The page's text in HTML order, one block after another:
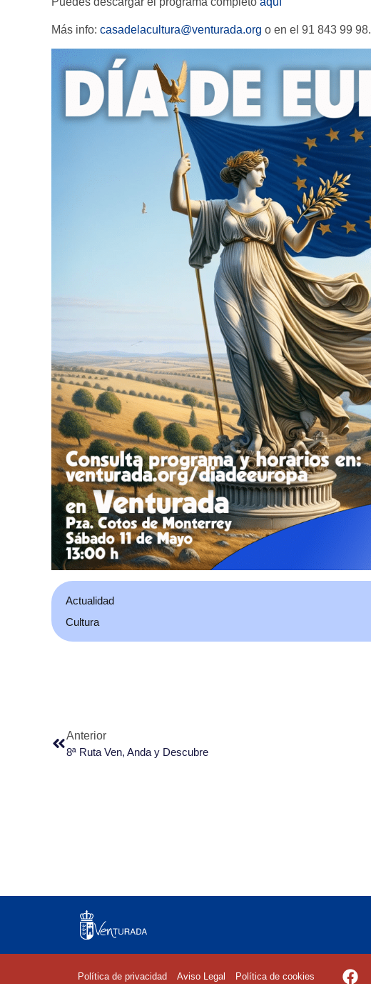
Más info: casadelacultura@venturada.org o en el 91 843 99 98.
Actualidad
Cultura
Anterior
8ª Ruta Ven, Anda y Descubre
Política de privacidad Aviso Legal Política de cookies